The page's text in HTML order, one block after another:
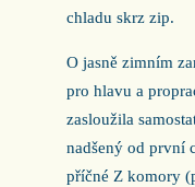
chladu skrz zip.
O jasně zimním
pro hlavu a
zasloužila
nadšený od první
příčné Z komory